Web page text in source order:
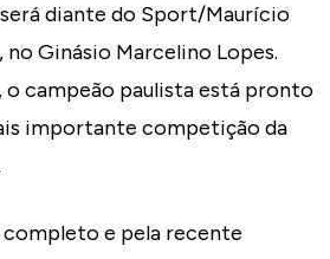
diante do Sport/Maurício
no Ginásio Marcelino Lopes.
campeão paulista está pronto
importante competição da
e pela recente